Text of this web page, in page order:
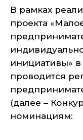
В рамках
проекта
инициативы»
проводится
(далее –
номинациям: